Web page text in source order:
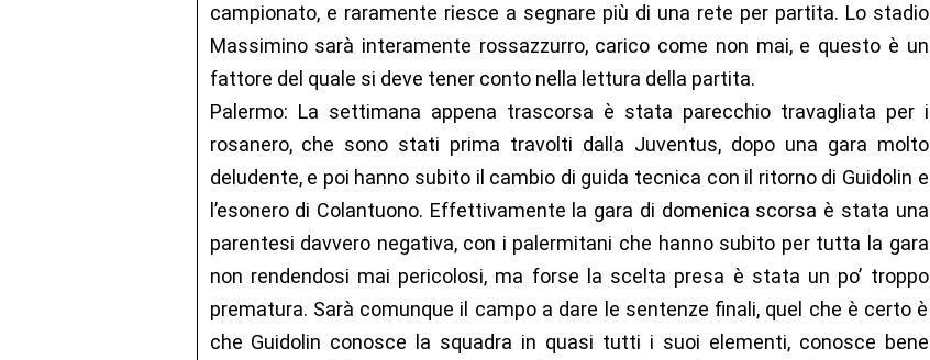
campionato, e raramente riesce a segnare più di una rete per partita. Lo stadio
Massimino sarà interamente rossazzurro, carico come non mai, e questo è un
fattore del quale si deve tener conto nella lettura della partita.
Palermo: La settimana appena trascorsa è stata parecchio travagliata per i
rosanero, che sono stati prima travolti dalla Juventus, dopo una gara molto
deludente, e poi hanno subito il cambio di guida tecnica con il ritorno di Guidolin e
l’esonero di Colantuono. Effettivamente la gara di domenica scorsa è stata una
parentesi davvero negativa, con i palermitani che hanno subito per tutta la gara
non rendendosi mai pericolosi, ma forse la scelta presa è stata un po’ troppo
prematura. Sarà comunque il campo a dare le sentenze finali, quel che è certo è
che Guidolin conosce la squadra in quasi tutti i suoi elementi, conosce bene